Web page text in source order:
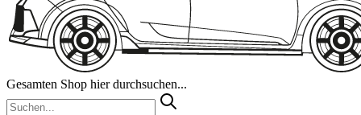
Gesamten Shop hier durchsuchen...